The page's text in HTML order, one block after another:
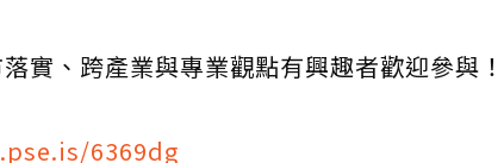
實、跨產業與專業觀點有興趣者歡迎參與！
6369dg